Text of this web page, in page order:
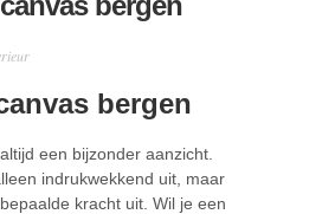
bergen
een bijzonder aanzicht.
indrukwekkend uit, maar
kracht uit. Wil je een